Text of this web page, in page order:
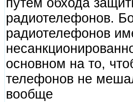
путем обхода
радиотелефонов.
радиотелефонов
основном на то,
телефонов не
вообще